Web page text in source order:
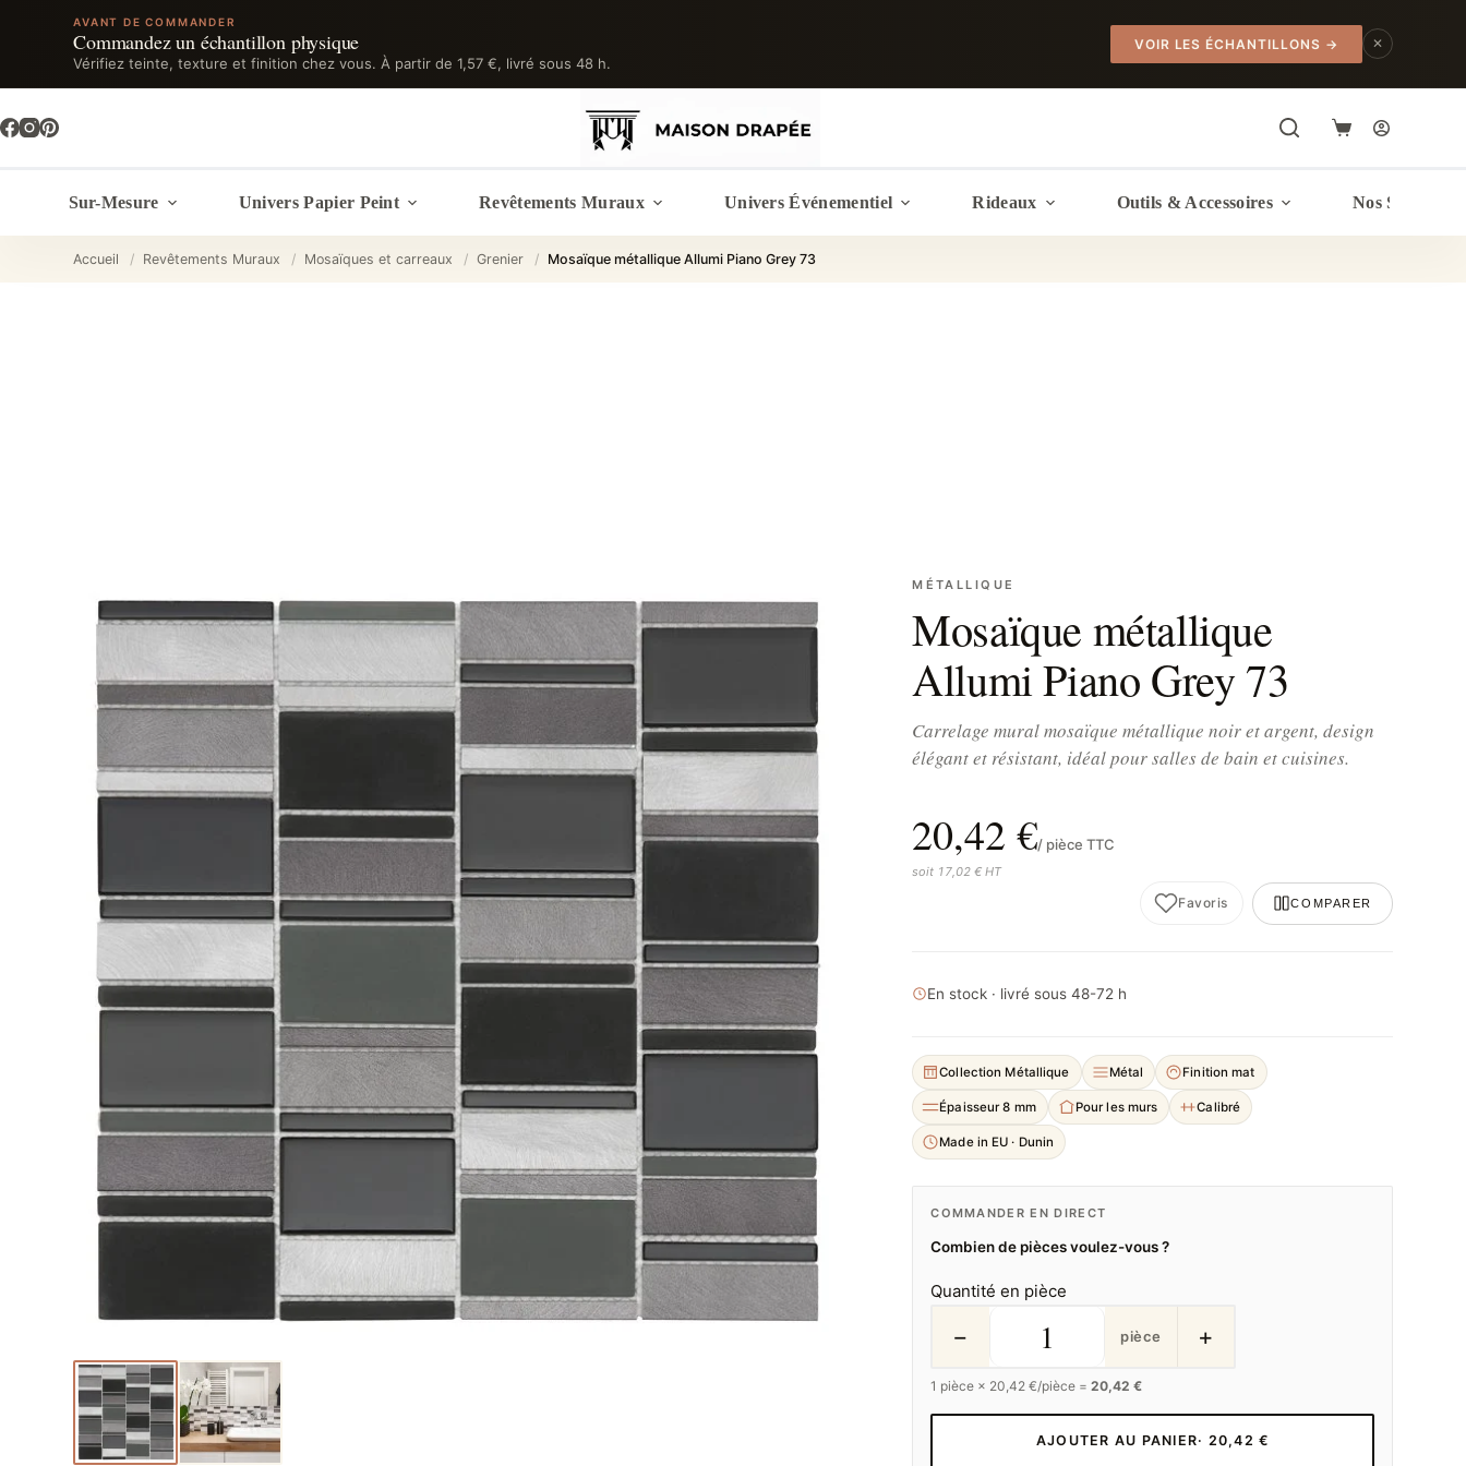
AVANT DE COMMANDER
Commandez un échantillon physique
Vérifiez teinte, texture et finition chez vous. À partir de 1,57 €, livré sous 48 h.
VOIR LES ÉCHANTILLONS → ✕
au
contenu
Panier
Sur-Mesure Univers Papier Peint Revêtements Muraux Univers Événementiel Rideaux Outils & Accessoires Nos Services
Accueil / Revêtements Muraux / Mosaïques et carreaux / Grenier / Mosaïque métallique Allumi Piano Grey 73
MÉTALLIQUE
Mosaïque métallique
Allumi Piano Grey 73
Carrelage mural mosaïque métallique noir et argent, design
élégant et résistant, idéal pour salles de bain et cuisines.
20,42 €/ pièce TTC
soit 17,02 € HT
Favoris COMPARER
En stock · livré sous 48-72 h
Collection Métallique Métal Finition mat
Épaisseur 8 mm Pour les murs Calibré
Made in EU · Dunin
COMMANDER EN DIRECT
Combien de pièces voulez-vous ?
Quantité en pièce
− pièce +
1 pièce × 20,42 €/pièce =20,42 €
AJOUTER AU PANIER· 20,42 €